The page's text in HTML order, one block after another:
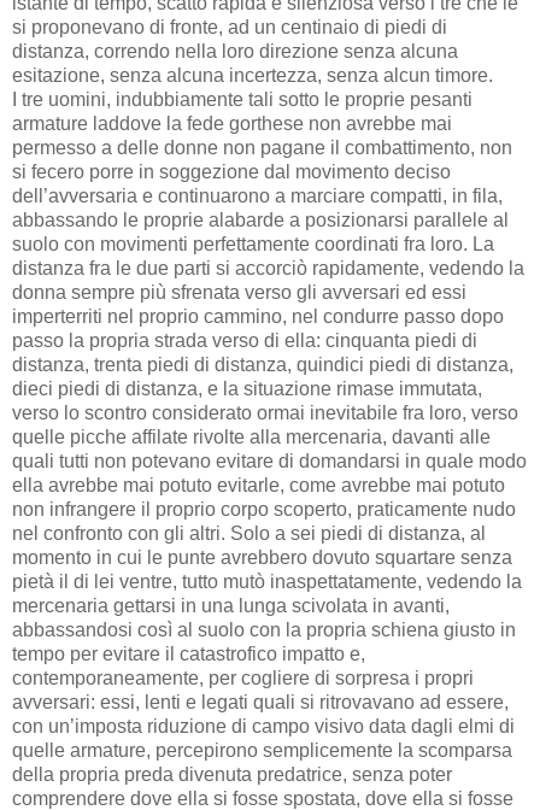
si proponevano di fronte, ad un centinaio di piedi di
distanza, correndo nella loro direzione senza alcuna
esitazione, senza alcuna incertezza, senza alcun timore.
I tre uomini, indubbiamente tali sotto le proprie pesanti
armature laddove la fede gorthese non avrebbe mai
permesso a delle donne non pagane il combattimento, non
si fecero porre in soggezione dal movimento deciso
dell’avversaria e continuarono a marciare compatti, in fila,
abbassando le proprie alabarde a posizionarsi parallele al
suolo con movimenti perfettamente coordinati fra loro. La
distanza fra le due parti si accorciò rapidamente, vedendo la
donna sempre più sfrenata verso gli avversari ed essi
imperterriti nel proprio cammino, nel condurre passo dopo
passo la propria strada verso di ella: cinquanta piedi di
distanza, trenta piedi di distanza, quindici piedi di distanza,
dieci piedi di distanza, e la situazione rimase immutata,
verso lo scontro considerato ormai inevitabile fra loro, verso
quelle picche affilate rivolte alla mercenaria, davanti alle
quali tutti non potevano evitare di domandarsi in quale modo
ella avrebbe mai potuto evitarle, come avrebbe mai potuto
non infrangere il proprio corpo scoperto, praticamente nudo
nel confronto con gli altri. Solo a sei piedi di distanza, al
momento in cui le punte avrebbero dovuto squartare senza
pietà il di lei ventre, tutto mutò inaspettatamente, vedendo la
mercenaria gettarsi in una lunga scivolata in avanti,
abbassandosi così al suolo con la propria schiena giusto in
tempo per evitare il catastrofico impatto e,
contemporaneamente, per cogliere di sorpresa i propri
avversari: essi, lenti e legati quali si ritrovavano ad essere,
con un’imposta riduzione di campo visivo data dagli elmi di
quelle armature, percepirono semplicemente la scomparsa
della propria preda divenuta predatrice, senza poter
comprendere dove ella si fosse spostata, dove ella si fosse